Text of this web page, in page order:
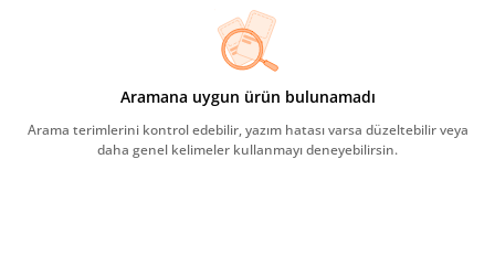
Aramana uygun ürün bulunamadı
Arama terimlerini kontrol edebilir, yazım hatası varsa düzeltebilir veya
daha genel kelimeler kullanmayı deneyebilirsin.